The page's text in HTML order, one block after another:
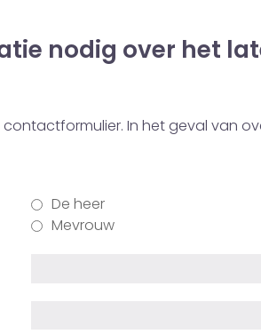
nodig over het
In het geval van
De heer
Mevrouw